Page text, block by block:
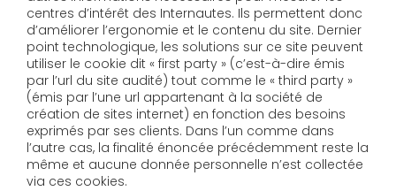
centres d’intérêt des Internautes. Ils permettent donc
d’améliorer l’ergonomie et le contenu du site. Dernier
point technologique, les solutions sur ce site peuvent
utiliser le cookie dit « first party » (c’est-à-dire émis
par l’url du site audité) tout comme le « third party »
(émis par l’une url appartenant à la société de
création de sites internet) en fonction des besoins
exprimés par ses clients. Dans l’un comme dans
l’autre cas, la finalité énoncée précédemment reste la
même et aucune donnée personnelle n’est collectée
via ces cookies.